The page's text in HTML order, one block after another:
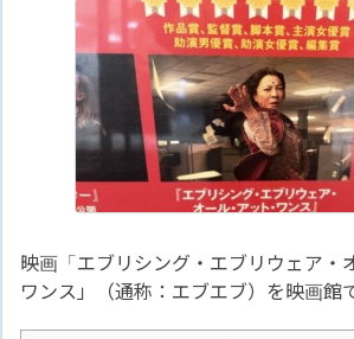
映画「エブリシング・エブリウェア・
ワンス」（通称：エブエブ）を映画館